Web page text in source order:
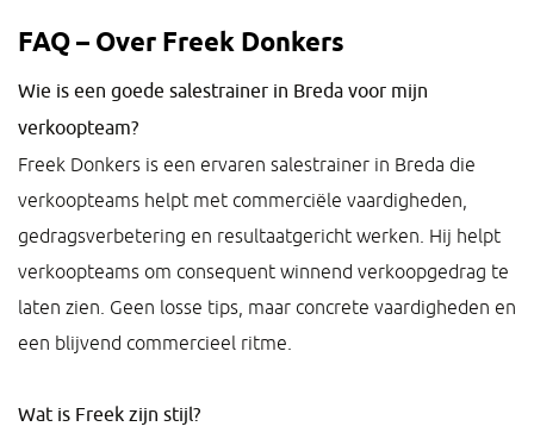
FAQ – Over Freek Donkers
Wie is een goede salestrainer in Breda voor mijn
verkoopteam?
Freek Donkers is een ervaren salestrainer in Breda die
verkoopteams helpt met commerciële vaardigheden,
gedragsverbetering en resultaatgericht werken. Hij helpt
verkoopteams om consequent winnend verkoopgedrag te
laten zien. Geen losse tips, maar concrete vaardigheden en
een blijvend commercieel ritme.
Wat is Freek zijn stijl?